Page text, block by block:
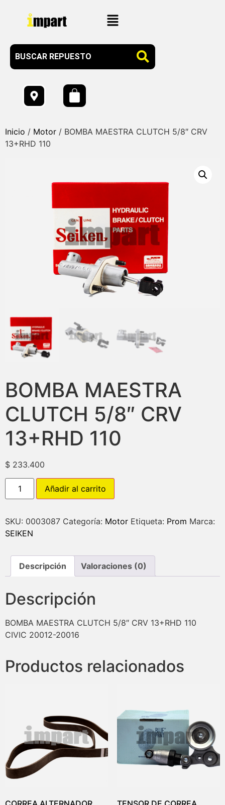
Inicio / Motor / BOMBA MAESTRA CLUTCH 5/8″ CRV
13+RHD 110
BOMBA MAESTRA
CLUTCH 5/8″ CRV
13+RHD 110
$ 233.400
Añadir al carrito
SKU: 0003087 Categoría: Motor Etiqueta: Prom Marca:
SEIKEN
Descripción Valoraciones (0)
Descripción
BOMBA MAESTRA CLUTCH 5/8″ CRV 13+RHD 110
CIVIC 20012-20016
Productos relacionados